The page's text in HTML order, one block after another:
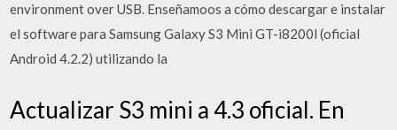
environment over USB. Enseñamoos a cómo descargar e instalar
el software para Samsung Galaxy S3 Mini GT-i8200l (oficial
Android 4.2.2) utilizando la
Actualizar S3 mini a 4.3 oficial. En